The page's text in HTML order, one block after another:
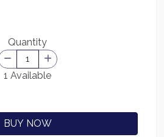
Quantity
1 Available
BUY NOW